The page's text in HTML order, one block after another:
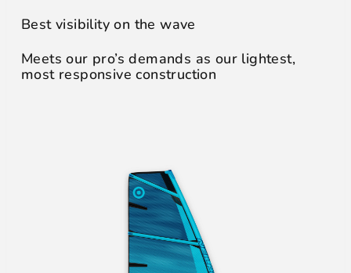
Best visibility on the wave
Meets our pro’s demands as our lightest,
most responsive construction